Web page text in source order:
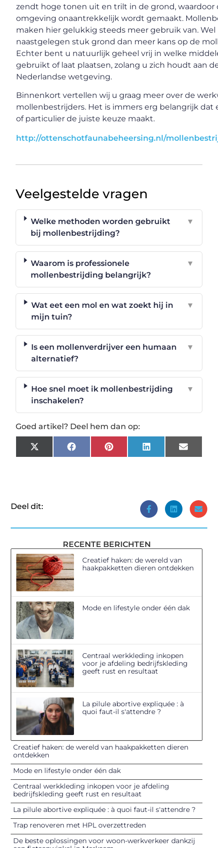
zendt hoge tonen uit en trilt in de grond, waardoor
omgeving onaantrekkelijk wordt gemaakt.
maken hier gelukkig steeds meer gebruik van.
naastgelegen stuk grond dan meer kans op de
Echter bent u natuurlijk geheel vrij in welke
gebruikt of laat plaatsen, zolang u zich houdt aan
Nederlandse wetgeving.
Binnenkort vertellen wij u graag meer over de
mollenbestrijders. Het is immers erg belangrijk dat
of particulier de juiste keuze maakt.
http://ottenschotfaunabeheersing.nl/
Veelgestelde vragen
Welke methoden worden gebruikt
bij mollenbestrijding?
▼
Waarom is professionele
mollenbestrijding belangrijk?
▼
Wat eet een mol en wat zoekt hij in
mijn tuin?
▼
Is een mollenverdrijver een humaan
alternatief?
▼
Hoe snel moet ik mollenbestrijding
inschakelen?
▼
Goed artikel? Deel hem dan op:
X
(Twitter)
FacebookPinterestLinkedInEmail
Deel dit:
RECENTE BERICHTEN
Creatief haken: de wereld van
haakpakketten dieren ontdekken
Mode en lifestyle onder één dak
Centraal werkkleding inkopen
voor je afdeling bedrijfskleding
geeft rust en resultaat
La pilule abortive expliquée : à
quoi faut-il s'attendre ?
Creatief haken: de wereld van haakpakketten dieren
ontdekken
Mode en lifestyle onder één dak
Centraal werkkleding inkopen voor je afdeling
bedrijfskleding geeft rust en resultaat
La pilule abortive expliquée : à quoi faut-il s'attendre ?
Trap renoveren met HPL overzettreden
De beste oplossingen voor woon-werkverkeer dankzij